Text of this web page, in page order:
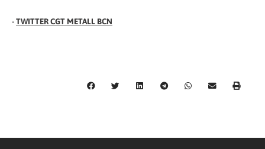
-TWITTER CGT METALL BCN